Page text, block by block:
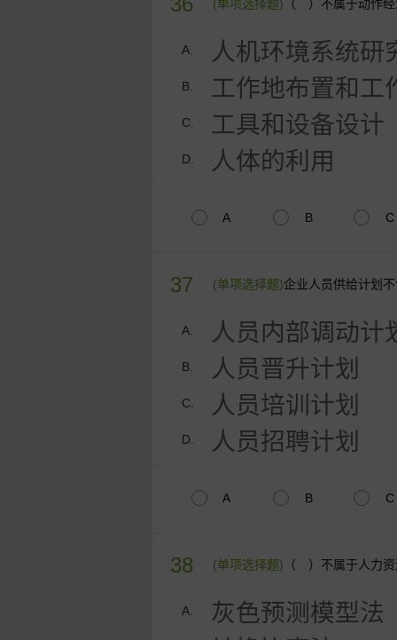
(单项选择题) （ ）不属于动作
A. 人机环境系统研
B. 工作地布置和工
C. 工具和设备设计
D. 人体的利用
A B C
37 (单项选择题)企业人员供给计划
A. 人员内部调动计
B. 人员晋升计划
C. 人员培训计划
D. 人员招聘计划
A B C
38 (单项选择题) （ ）不属于人力
A. 灰色预测模型法